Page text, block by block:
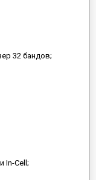
32 бандов;
In-Cell;